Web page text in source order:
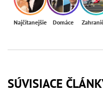
Najčítanejšie Domáce
SÚVISIACE